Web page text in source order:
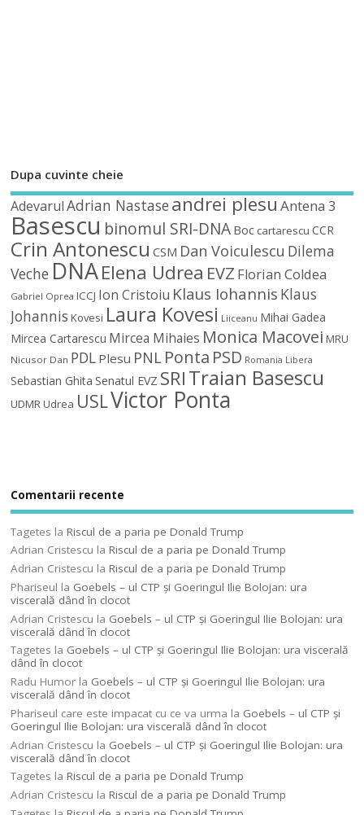
Dupa cuvinte cheie
Adevarul Adrian Nastaseandrei plesuAntena 3
Basescu binomul SRI-DNA Boc cartarescu CCR
Crin Antonescu CSM Dan Voiculescu Dilema
Veche DNAElena Udrea EVZ Florian Coldea
Gabriel Oprea ICCJ Ion Cristoiu Klaus Iohannis Klaus
Johannis Kovesi Laura Kovesi Liiceanu Mihai Gadea
Mircea Cartarescu Mircea Mihaies Monica Macovei MRU
Nicusor Dan PDL Plesu PNL Ponta PSD Romania Libera
Sebastian Ghita Senatul EVZ SRITraian Basescu
UDMRUdrea USLVictor Ponta
Comentarii recente
Tagetes laRiscul de a paria pe Donald Trump
Adrian Cristescu laRiscul de a paria pe Donald Trump
Adrian Cristescu laRiscul de a paria pe Donald Trump
Phariseul la Goebels – ul CTP şi Goeringul Ilie Bolojan: ura
viscerală dând în clocot
Adrian Cristescu la Goebels – ul CTP şi Goeringul Ilie Bolojan: ura
viscerală dând în clocot
Tagetes la Goebels – ul CTP şi Goeringul Ilie Bolojan: ura viscerală
dând în clocot
Radu Humor la Goebels – ul CTP şi Goeringul Ilie Bolojan: ura
viscerală dând în clocot
Phariseul care este impacat cu ce va urma la Goebels – ul CTP şi
Goeringul Ilie Bolojan: ura viscerală dând în clocot
Adrian Cristescu la Goebels – ul CTP şi Goeringul Ilie Bolojan: ura
viscerală dând în clocot
Tagetes laRiscul de a paria pe Donald Trump
Adrian Cristescu laRiscul de a paria pe Donald Trump